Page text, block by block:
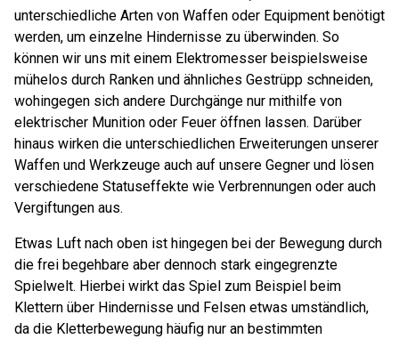
unterschiedliche Arten von Waffen oder Equipment benötigt
werden, um einzelne Hindernisse zu überwinden. So
können wir uns mit einem Elektromesser beispielsweise
mühelos durch Ranken und ähnliches Gestrüpp schneiden,
wohingegen sich andere Durchgänge nur mithilfe von
elektrischer Munition oder Feuer öffnen lassen. Darüber
hinaus wirken die unterschiedlichen Erweiterungen unserer
Waffen und Werkzeuge auch auf unsere Gegner und lösen
verschiedene Statuseffekte wie Verbrennungen oder auch
Vergiftungen aus.
Etwas Luft nach oben ist hingegen bei der Bewegung durch
die frei begehbare aber dennoch stark eingegrenzte
Spielwelt. Hierbei wirkt das Spiel zum Beispiel beim
Klettern über Hindernisse und Felsen etwas umständlich,
da die Kletterbewegung häufig nur an bestimmten